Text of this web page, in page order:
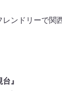
ンドリーで関
』